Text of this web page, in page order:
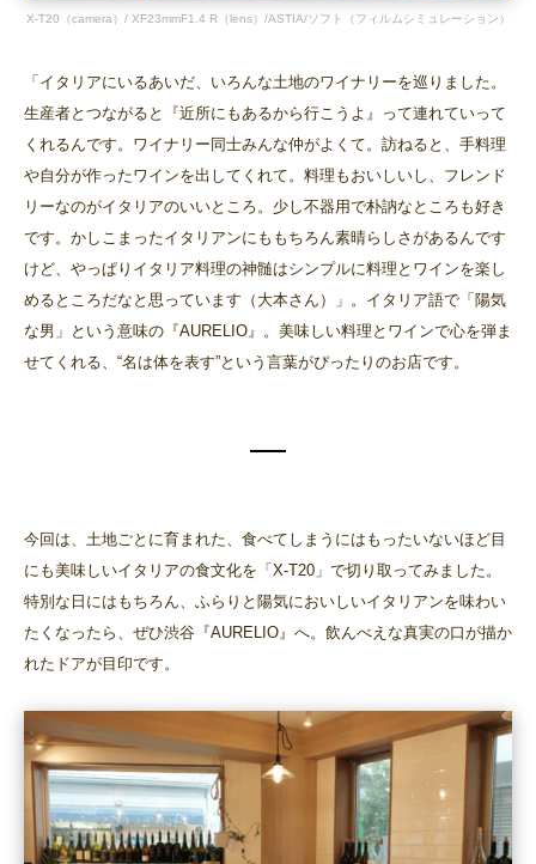
X-T20（camera）/ XF23mmF1.4 R（lens）/ASTIA/ソフト（フィルムシミュレーション）
「イタリアにいるあいだ、いろんな土地のワイナリーを巡りました。
生産者とつながると『近所にもあるから行こうよ』って連れていって
くれるんです。ワイナリー同士みんな仲がよくて。訪ねると、手料理
や自分が作ったワインを出してくれて。料理もおいしいし、フレンド
リーなのがイタリアのいいところ。少し不器用で朴訥なところも好き
です。かしこまったイタリアンにももちろん素晴らしさがあるんです
けど、やっぱりイタリア料理の神髄はシンプルに料理とワインを楽し
めるところだなと思っています（大本さん）」。イタリア語で「陽気
な男」という意味の『AURELIO』。美味しい料理とワインで心を弾ま
せてくれる、“名は体を表す”という言葉がぴったりのお店です。
今回は、土地ごとに育まれた、食べてしまうにはもったいないほど目
にも美味しいイタリアの食文化を「X-T20」で切り取ってみました。
特別な日にはもちろん、ふらりと陽気においしいイタリアンを味わい
たくなったら、ぜひ渋谷『AURELIO』へ。飲んべえな真実の口が描か
れたドアが目印です。